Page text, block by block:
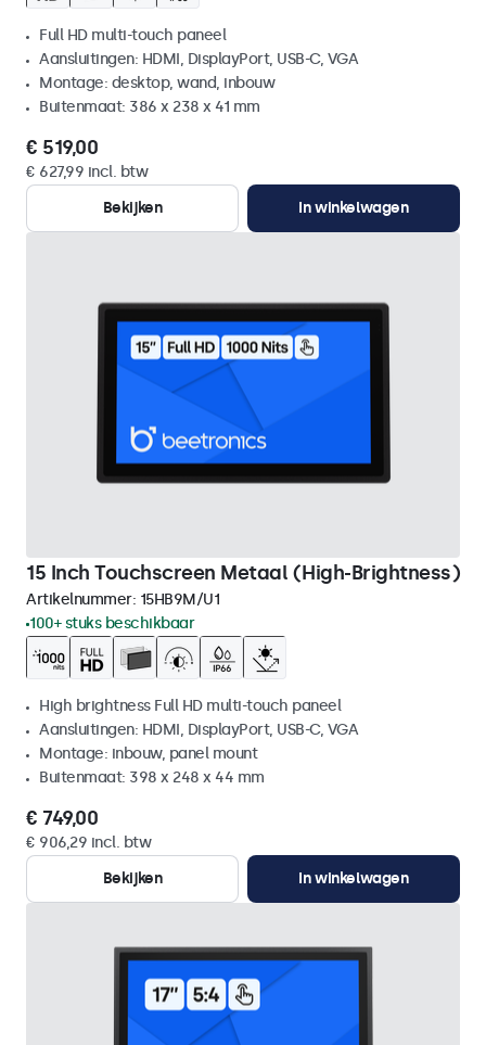
Full HD multi-touch paneel
Aansluitingen: HDMI, DisplayPort, USB-C, VGA
Montage: desktop, wand, inbouw
Buitenmaat: 386 x 238 x 41 mm
€ 519,00
€ 627,99 incl. btw
Bekijken
In winkelwagen
15 Inch Touchscreen Metaal (High-Brightness)
Artikelnummer: 15HB9M/U1
100+ stuks beschikbaar
High brightness Full HD multi-touch paneel
Aansluitingen: HDMI, DisplayPort, USB-C, VGA
Montage: inbouw, panel mount
Buitenmaat: 398 x 248 x 44 mm
€ 749,00
€ 906,29 incl. btw
Bekijken
In winkelwagen